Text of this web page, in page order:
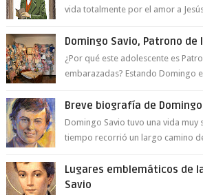
vida totalmente por el amor a
Domingo Savio, Patrono de
¿Por qué este adolescente es
embarazadas? Estando Domingo
Breve biografía de
Domingo Savio tuvo una vida muy
tiempo recorrió un largo camino
Lugares emblemáticos de
Savio